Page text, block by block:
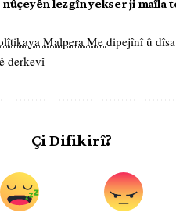
lezgîn yekser ji maîla
Malpera Me dipejînî û
derkevî
Çi Difikirî?